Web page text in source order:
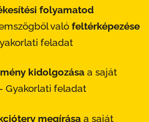
folyamatod
való feltérképezése
feladat
kidolgozása a saját
Gyakorlati feladat
megírása a saját